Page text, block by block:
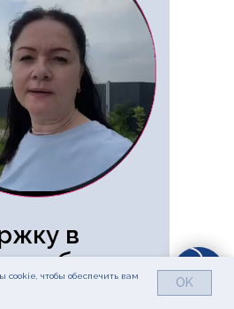
в
обучения
вам пройти этот
cookie, чтобы обеспечить вам
OK